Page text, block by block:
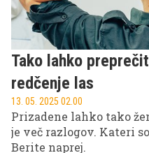
Tako lahko
redčenje las
13. 05. 2025 02.00
Prizadene lahko tako
je več razlogov. Kateri
Berite naprej.